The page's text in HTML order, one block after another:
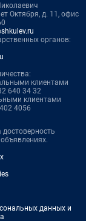
Октября, д. 11, офис
органов:
клиентами
640 34 32
клиентами
4056
достоверность
данных и